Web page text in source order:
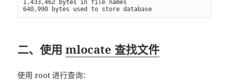
1,433,462 bytes in file names
640,990 bytes used to store database
二、使用mlocate 查找文件
使用 root 进行查询：